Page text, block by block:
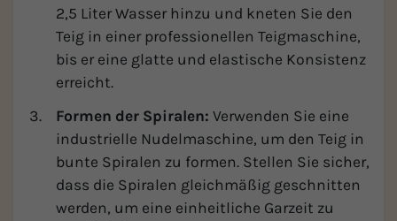
2,5 Liter Wasser hinzu und kneten Sie den
Teig in einer professionellen Teigmaschine,
bis er eine glatte und elastische Konsistenz
erreicht.
Formen der Spiralen: Verwenden Sie eine
industrielle Nudelmaschine, um den Teig in
bunte Spiralen zu formen. Stellen Sie sicher,
dass die Spiralen gleichmäßig geschnitten
werden, um eine einheitliche Garzeit zu